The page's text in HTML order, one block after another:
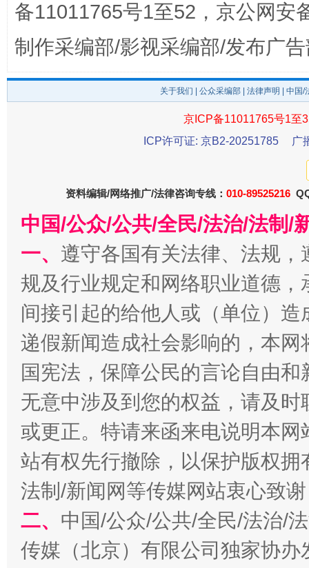
东山县通报“牛蛙产品抗生素超标问题” 法
千年窑火 生生不息
揭开“小金库”的免责幌子
备11011765号1至52，京公网安
制作采编部/影视采编部/发布广
关于我们 公众采编部 法律声明 | 中国
京ICP备11011765号1至
ICP许可证: 京B2-20251785
广
资料编辑/网络推广/法律咨询专线： 010-89525216
中国/公众/公共/全民/法治/法制/
一、 遵守各国有关法律、法规
规及行业规定和网络职业道德
间接引起的给他人或（单位）
递假新闻造成社会影响的，本
国宪法，保障公民的言论自由
无意中涉及到您的权益，请及
或更正。特请来函来电说明本
站有权先行撤除，以保护版权
法制/新闻网等传媒网站衷心致
二、 中国/公众/公共/全民/法治/
传媒（北京）有限公司独家协